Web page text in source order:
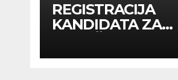
REGISTRACIJA
KANDIDATA ZA
INOSTRANIM